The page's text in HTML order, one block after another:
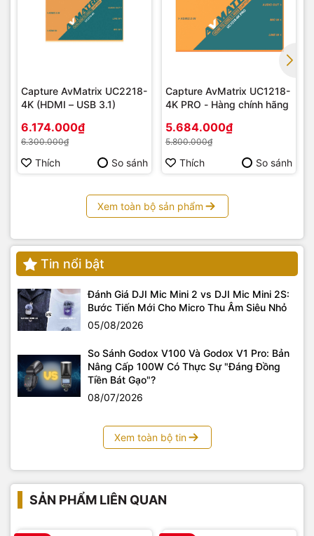
Capture AvMatrix UC2218-
4K (HDMI – USB 3.1)
6.174.000₫
6.300.000₫
Thích So sánh
Capture AvMatrix UC1218-
4K PRO - Hàng chính hãng
5.684.000₫
5.800.000₫
Thích So sánh
Xem toàn bộ sản phẩm
Tin nổi bật
Đánh Giá DJI Mic Mini 2 vs DJI Mic Mini 2S:
Bước Tiến Mới Cho Micro Thu Âm Siêu Nhỏ
05/08/2026
So Sánh Godox V100 Và Godox V1 Pro: Bản
Nâng Cấp 100W Có Thực Sự "Đáng Đồng
Tiền Bát Gạo"?
08/07/2026
Xem toàn bộ tin
SẢN PHẨM LIÊN QUAN